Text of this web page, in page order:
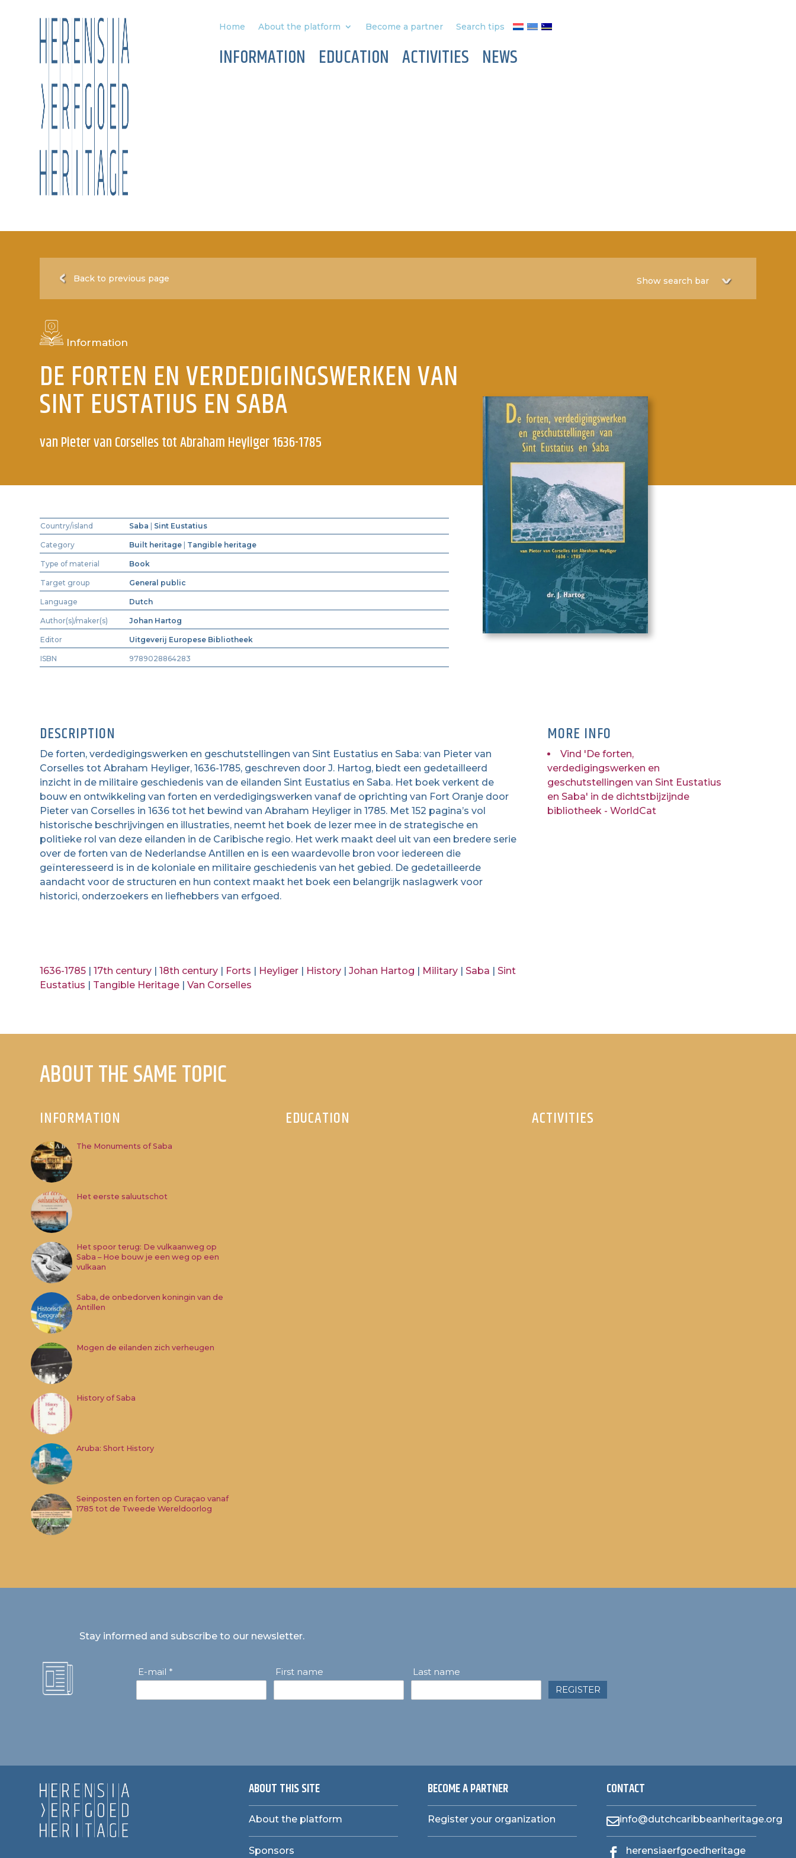
Home About the platform Become a partner Search tips
INFORMATION EDUCATION ACTIVITIES NEWS
Back to previous page
Information
DE FORTEN EN VERDEDIGINGSWERKEN VAN
SINT EUSTATIUS EN SABA
van Pieter van Corselles tot Abraham Heyliger 1636-1785
Country/island Saba Sint Eustatius
Category Built heritage Tangible heritage
Type of material Book
Target group General public
Language Dutch
Author(s)/maker(s) Johan Hartog
Editor Uitgeverij Europese Bibliotheek
ISBN 9789028864283
DESCRIPTION
De forten, verdedigingswerken en geschutstellingen van Sint Eustatius en Saba: van Pieter van
Corselles tot Abraham Heyliger, 1636-1785, geschreven door J. Hartog, biedt een gedetailleerd
inzicht in de militaire geschiedenis van de eilanden Sint Eustatius en Saba. Het boek verkent de
bouw en ontwikkeling van forten en verdedigingswerken vanaf de oprichting van Fort Oranje door
Pieter van Corselles in 1636 tot het bewind van Abraham Heyliger in 1785. Met 152 pagina’s vol
historische beschrijvingen en illustraties, neemt het boek de lezer mee in de strategische en
politieke rol van deze eilanden in de Caribische regio. Het werk maakt deel uit van een bredere serie
over de forten van de Nederlandse Antillen en is een waardevolle bron voor iedereen die
geïnteresseerd is in de koloniale en militaire geschiedenis van het gebied. De gedetailleerde
aandacht voor de structuren en hun context maakt het boek een belangrijk naslagwerk voor
historici, onderzoekers en liefhebbers van erfgoed.
1636-1785 |17th century |18th century Forts Heyliger History |Johan Hartog Military Saba
Sint
Eustatius
Tangible Heritage |Van Corselles
MORE INFO
Vind 'De forten,
verdedigingswerken en
geschutstellingen van Sint Eustatius
en Saba' in de dichtstbijzijnde
bibliotheek - WorldCat
ABOUT THE SAME TOPIC
INFORMATION
The Monuments of Saba
Het eerste saluutschot
Het spoor terug: De vulkaanweg op
Saba – Hoe bouw je een weg op een
vulkaan
Saba, de onbedorven koningin van de
Antillen
Mogen de eilanden zich verheugen
History of Saba
Aruba: Short History
Seinposten en forten op Curaçao vanaf
1785 tot de Tweede Wereldoorlog
EDUCATION ACTIVITIES
Stay informed and subscribe to our newsletter.
E-mail * First name
Last name
REGISTER
ABOUT THIS SITE
About the platform
Sponsors
BECOME A PARTNER
Register your organization
CONTACT
info@dutchcaribbeanheritage.org
 herensiaerfgoedheritage